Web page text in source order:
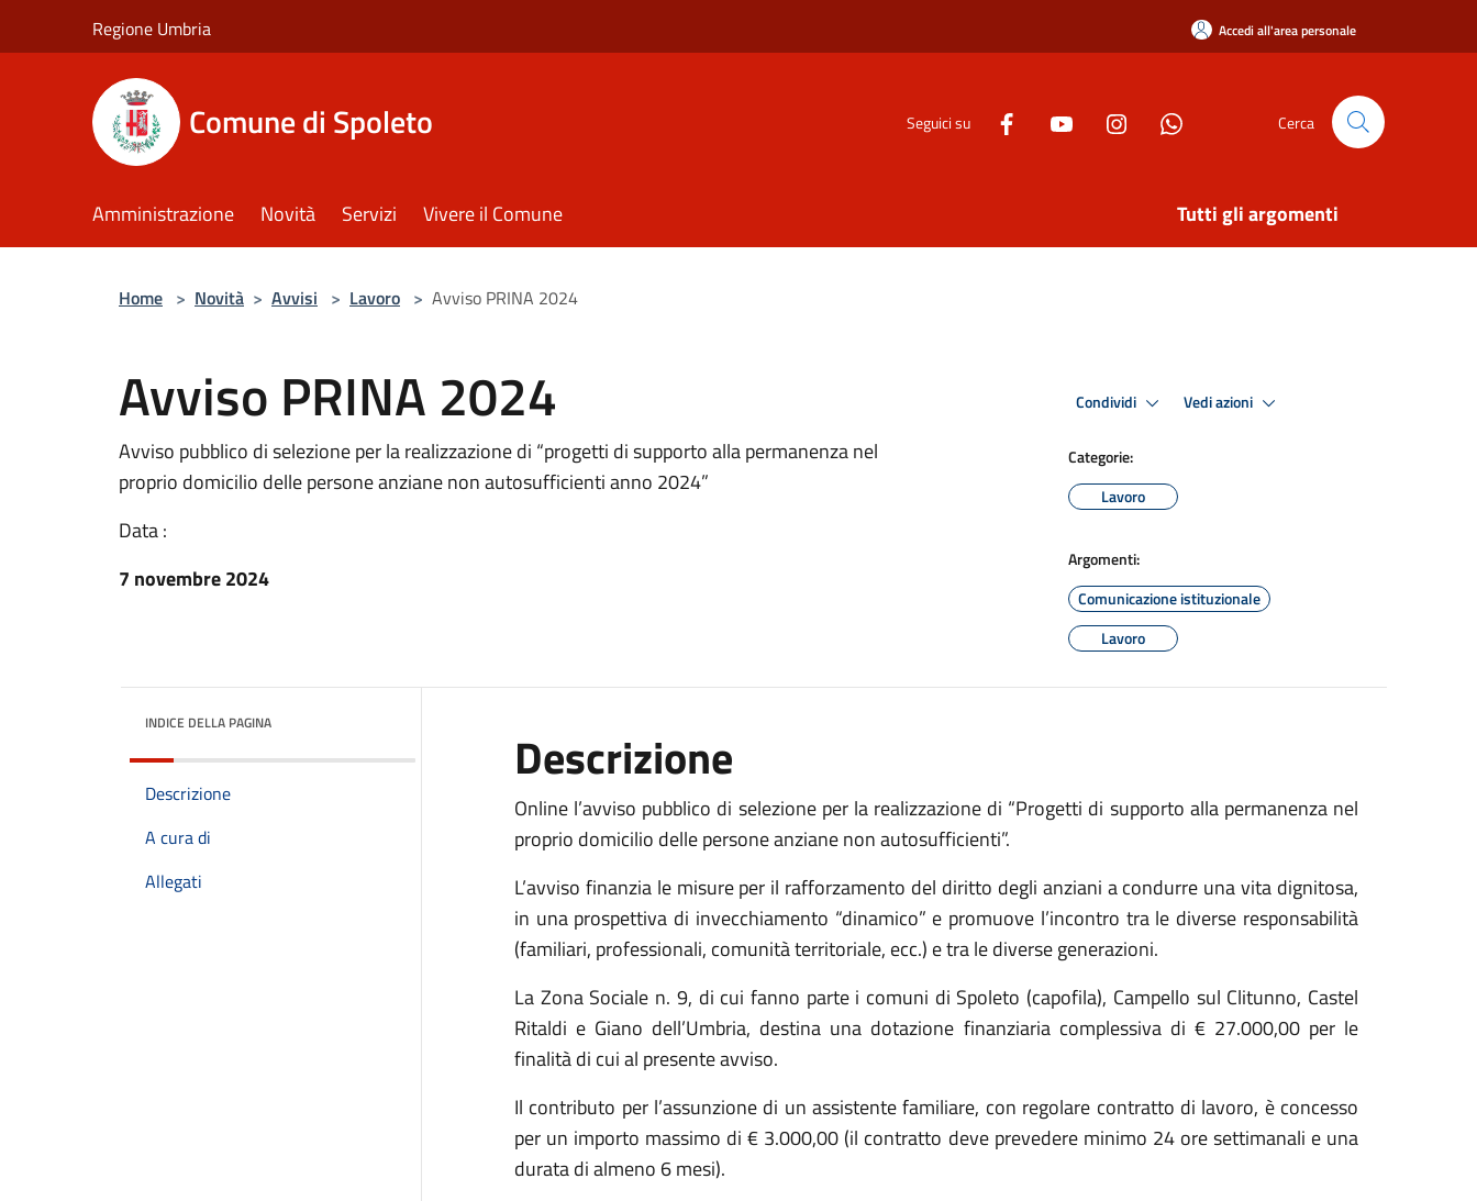
Regione Umbria Accedi all'area personale
Comune di Spoleto Seguici su Cerca
Amministrazione Novità Servizi Vivere il Comune Tutti gli argomenti
Home > Novità > Avvisi > Lavoro > Avviso PRINA 2024
Avviso PRINA 2024
Avviso pubblico di selezione per la realizzazione di “progetti di supporto alla permanenza nel
proprio domicilio delle persone anziane non autosufficienti anno 2024”
Data :
7 novembre 2024
Condividi Vedi azioni
Categorie:
Lavoro
Argomenti:
Comunicazione istituzionale
Lavoro
INDICE DELLA PAGINA
Descrizione
A cura di
Allegati
Descrizione
Online l’avviso pubblico di selezione per la realizzazione di “Progetti di supporto alla permanenza nel
proprio domicilio delle persone anziane non autosufficienti”.
L’avviso finanzia le misure per il rafforzamento del diritto degli anziani a condurre una vita dignitosa,
in una prospettiva di invecchiamento “dinamico” e promuove l’incontro tra le diverse responsabilità
(familiari, professionali, comunità territoriale, ecc.) e tra le diverse generazioni.
La Zona Sociale n. 9, di cui fanno parte i comuni di Spoleto (capofila), Campello sul Clitunno, Castel
Ritaldi e Giano dell’Umbria, destina una dotazione finanziaria complessiva di € 27.000,00 per le
finalità di cui al presente avviso.
Il contributo per l’assunzione di un assistente familiare, con regolare contratto di lavoro, è concesso
per un importo massimo di € 3.000,00 (il contratto deve prevedere minimo 24 ore settimanali e una
durata di almeno 6 mesi).